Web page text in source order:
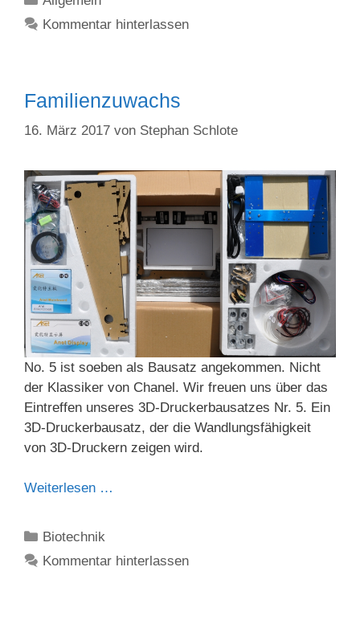
Kommentar hinterlassen
Familienzuwachs
16. März 2017 von Stephan Schlote
No. 5 ist soeben als Bausatz angekommen. Nicht
der Klassiker von Chanel. Wir freuen uns über das
Eintreffen unseres 3D-Druckerbausatzes Nr. 5. Ein
3D-Druckerbausatz, der die Wandlungsfähigkeit
von 3D-Druckern zeigen wird.
Weiterlesen …
Kategorien
Biotechnik
Kommentar hinterlassen